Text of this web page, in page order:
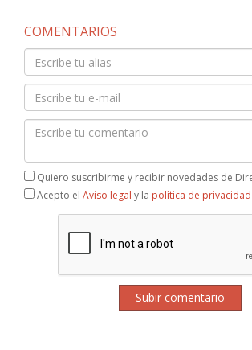
COMENTARIOS
Quiero suscribirme y recibir novedades de
Acepto el Aviso legal y la política de privacidad
Subir comentario